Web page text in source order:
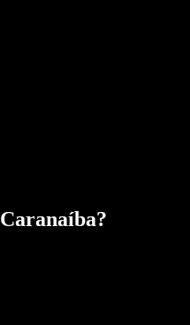
Caranaíba?